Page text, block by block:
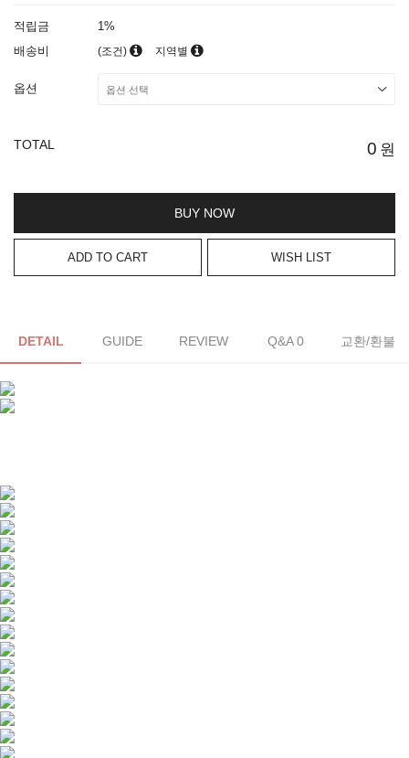
적립금
1%
배송비
(조건) 지역별
옵션
TOTAL 0 원
BUY NOW
ADD TO CART WISH LIST
DETAIL GUIDE REVIEW Q&A 0 교환/환불